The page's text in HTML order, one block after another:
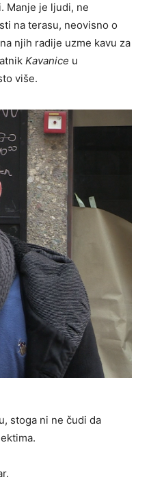
Manje je ljudi, ne
na terasu, neovisno o
njih radije uzme kavu za
Kavanice u
više.
stoga ni ne čudi da